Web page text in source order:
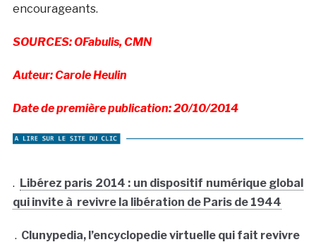
encourageants.
SOURCES: OFabulis, CMN
Auteur: Carole Heulin
Date de première publication: 20/10/2014
. Libérez paris 2014 : un dispositif numérique global
qui invite à revivre la libération de Paris de 1944
. Clunypedia, l’encyclopedie virtuelle qui fait revivre